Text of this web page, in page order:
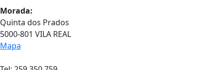
Morada:
Quinta dos Prados
5000-801 VILA REAL
Mapa